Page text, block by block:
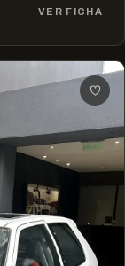
VER FICHA